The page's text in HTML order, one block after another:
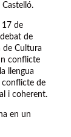
17 de
de
de Cultura
conflicte
llengua
conflicte de
i coherent.
en un